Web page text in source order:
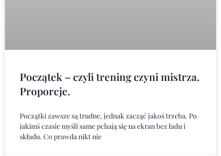
Początek – czyli trening czyni mistrza.
Proporcje.
Początki zawsze są trudne, jednak zacząć jakoś trzeba. Po
jakimś czasie myśli same pchają się na ekran bez ładu i
składu. Co prawda nikt nie